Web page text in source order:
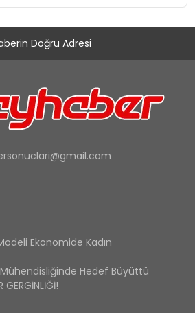
Doğru Adresi
Ekonomide Kadın
Hedef Büyüttü
GERGİNLİĞİ!